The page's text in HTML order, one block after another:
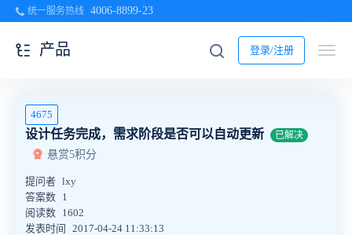
统一服务热线 4006-8899-23
登录/注册
产品
4675
设计任务完成，需求阶段是否可以自动更新 已解决
悬赏5积分
提问者 lxy
答案数 1
阅读数 1602
发表时间
2017-04-24 11:33:13